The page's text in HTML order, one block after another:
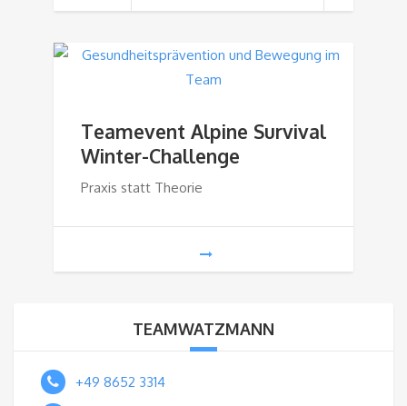
Teamevent Alpine Survival
Winter-Challenge
Praxis statt Theorie
TEAMWATZMANN
+49 8652 3314